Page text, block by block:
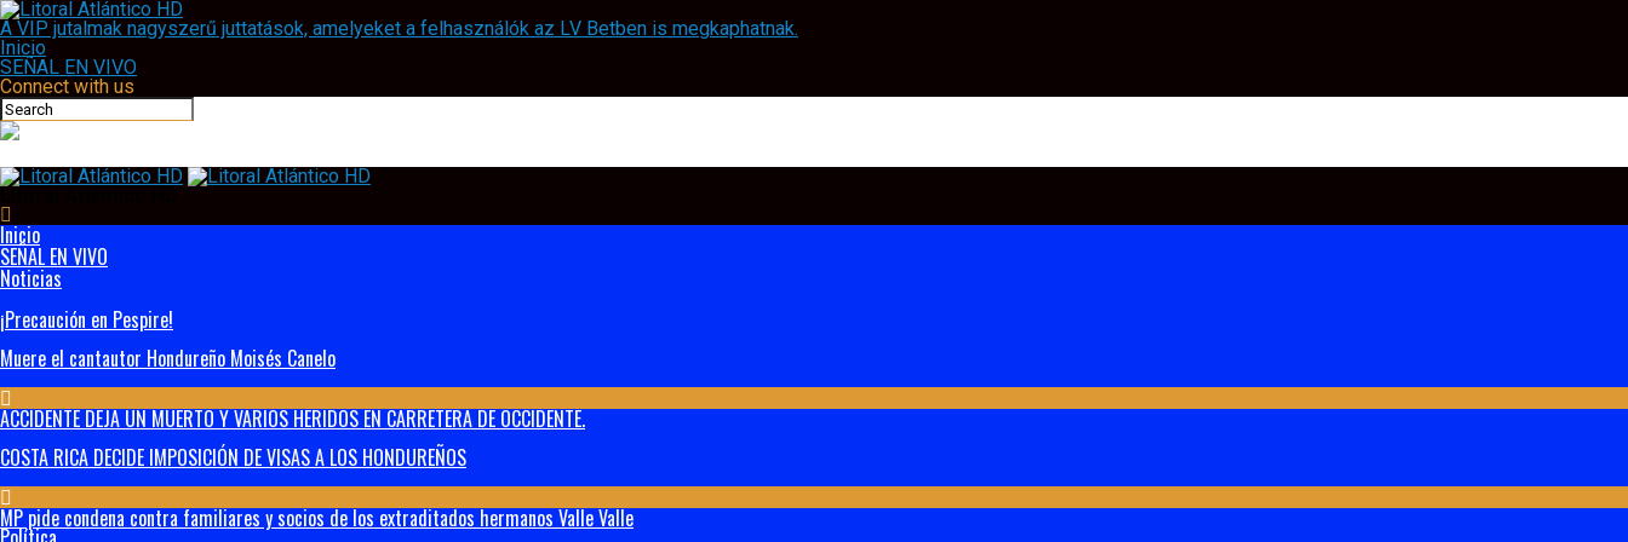
A VIP jutalmak nagyszerű juttatások, amelyeket a felhasználók az LV Betben is megkaphatnak.
Inicio
SEÑAL EN VIVO
Connect with us
Inicio
SEÑAL EN VIVO
Noticias
¡Precaución en Pespire!
Muere el cantautor Hondureño Moisés Canelo
ACCIDENTE DEJA UN MUERTO Y VARIOS HERIDOS EN CARRETERA DE OCCIDENTE.
COSTA RICA DECIDE IMPOSICIÓN DE VISAS A LOS HONDUREÑOS
MP pide condena contra familiares y socios de los extraditados hermanos Valle Valle